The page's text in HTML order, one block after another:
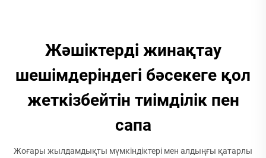
Жәшіктерді жинақтау
шешімдеріндегі бәсекеге қол
жеткізбейтін тиімділік пен
сапа
Жоғары жылдамдықты мүмкіндіктері мен алдыңғы қатарлы